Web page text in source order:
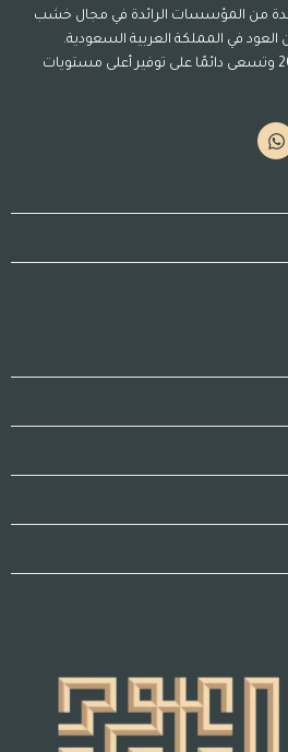
من المؤسسات الرائدة في مجال خشب
في المملكة العربية السعودية.
تأسست المؤسسة في عام 2018 وتسعى دائمًا على توفير أعلى مستويات